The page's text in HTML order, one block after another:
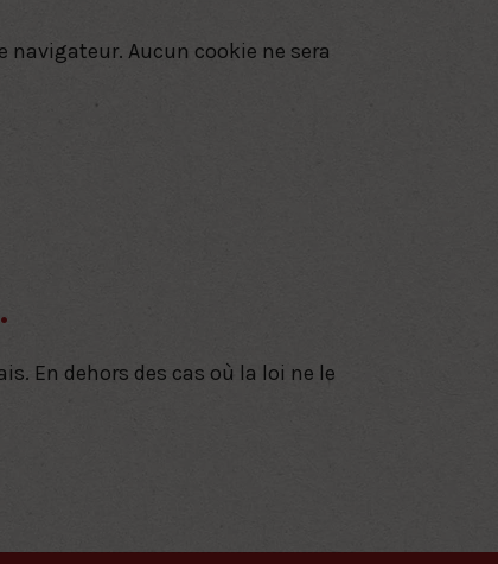
Aucun cookie ne sera
En dehors des cas où la loi ne le